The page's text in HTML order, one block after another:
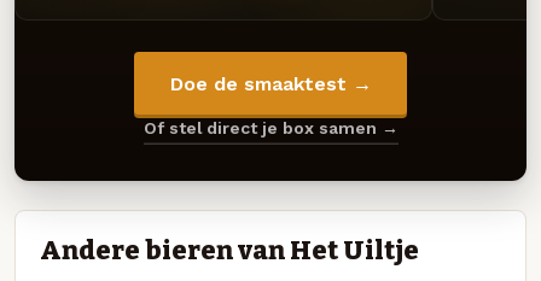
Doe de smaaktest →
Of stel direct je box samen →
Andere bieren van Het Uiltje